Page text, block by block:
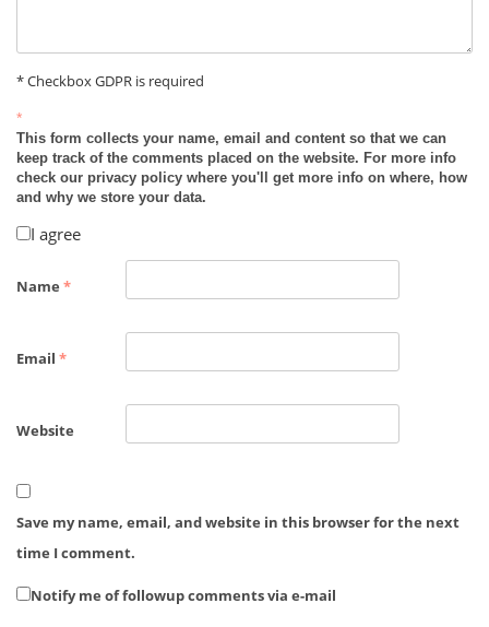
* Checkbox GDPR is required
*
This form collects your name, email and content so that we can
keep track of the comments placed on the website. For more info
check our privacy policy where you'll get more info on where, how
and why we store your data.
I agree
Name *
Email *
Website
Save my name, email, and website in this browser for the next
time I comment.
Notify me of followup comments via e-mail